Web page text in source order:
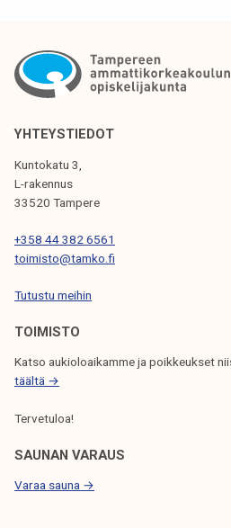
p
i
l
i
a
k
n
t
U
P
P
A
l
i
a
T
i
s
i
t
ö
e
ä
m
o
YHTEYSTIEDOT
Kuntokatu 3,
L-rakennus
33520 Tampere
+358 44 382 6561
toimisto@tamko.fi
Tutustu meihin
TOIMISTO
Katso aukioloaikamme ja poikkeukset
täältä →
Tervetuloa!
SAUNAN VARAUS
Varaa sauna →